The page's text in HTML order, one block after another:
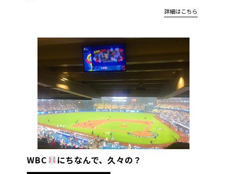
詳細はこちら
WBC にちなんで、久々の？